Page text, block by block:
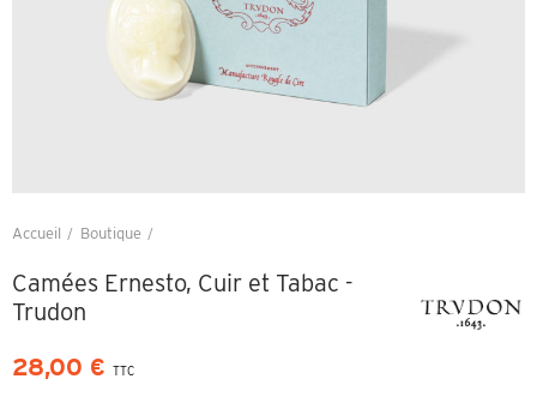
Accueil Boutique
Camées Ernesto, Cuir et Tabac -
Trudon
28,00 € TTC